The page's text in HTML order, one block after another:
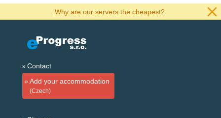
Why are our servers the cheapest?
Contact
Add your accommodation
(Czech)